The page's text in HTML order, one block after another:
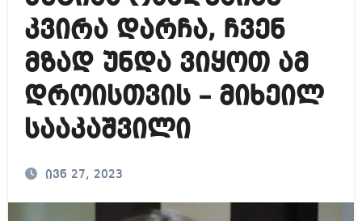
კვირა დარჩა, ჩვენ
მზად უნდა ვიყოთ ამ
დროისთვის – მიხეილ
სააკაშვილი
ივნ 27, 2023